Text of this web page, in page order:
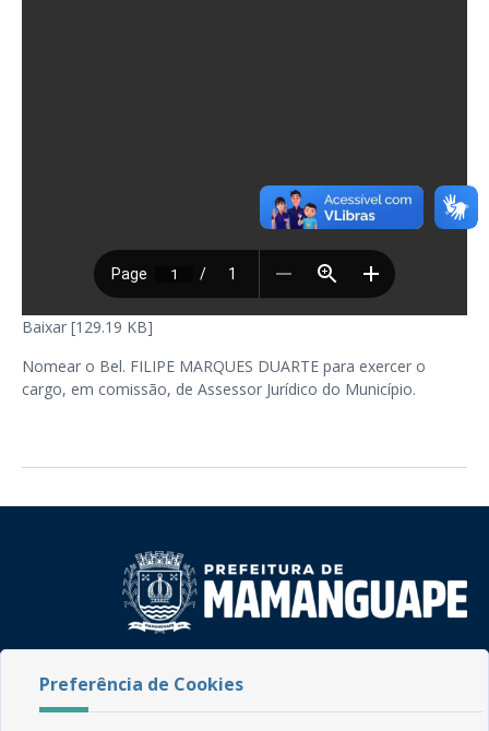
Baixar [129.19 KB]
Nomear o Bel. FILIPE MARQUES DUARTE para exercer o
cargo, em comissão, de Assessor Jurídico do Município.
CEP: 58.280-000 - Mamanguape/PB
Fone: (83) 3292-2246
Preferência de Cookies